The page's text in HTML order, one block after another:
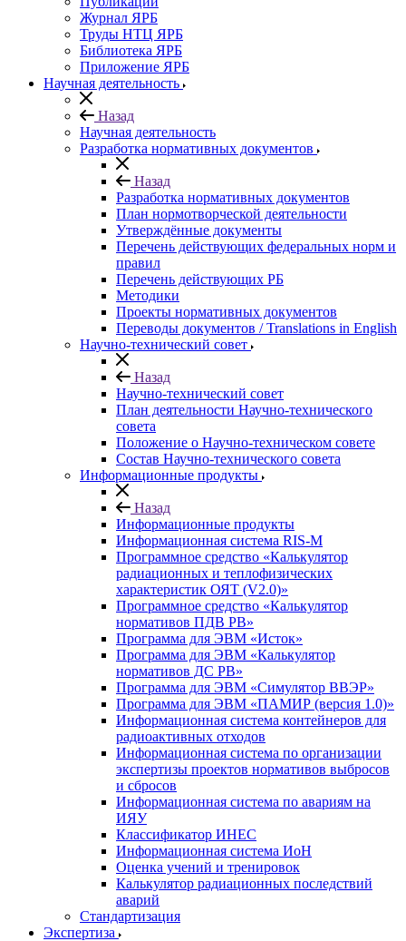
Журнал ЯРБ
Труды НТЦ ЯРБ
Библиотека ЯРБ
Приложение ЯРБ
Научная деятельность
Назад
Научная деятельность
Разработка нормативных документов
Назад
Разработка нормативных документов
План нормотворческой деятельности
Утверждённые документы
Перечень действующих федеральных норм и
правил
Перечень действующих РБ
Методики
Проекты нормативных документов
Переводы документов / Translations in English
Научно-технический совет
Назад
Научно-технический совет
План деятельности Научно-технического
совета
Положение о Научно-техническом совете
Состав Научно-технического совета
Информационные продукты
Назад
Информационные продукты
Информационная система RIS-M
Программное средство «Калькулятор
радиационных и теплофизических
характеристик ОЯТ (V2.0)»
Программное средство «Калькулятор
нормативов ПДВ РВ»
Программа для ЭВМ «Исток»
Программа для ЭВМ «Калькулятор
нормативов ДС РВ»
Программа для ЭВМ «Симулятор ВВЭР»
Программа для ЭВМ «ПАМИР (версия 1.0)»
Информационная система контейнеров для
радиоактивных отходов
Информационная система по организации
экспертизы проектов нормативов выбросов
и сбросов
Информационная система по авариям на
ИЯУ
Классификатор ИНЕС
Информационная система ИоН
Оценка учений и тренировок
Калькулятор радиационных последствий
аварий
Стандартизация
Экспертиза